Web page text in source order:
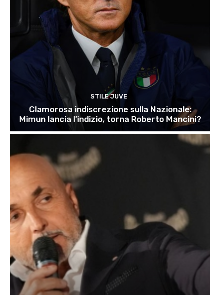
STILE JUVE
Clamorosa indiscrezione sulla Nazionale:
Mimun lancia l’indizio, torna Roberto Mancini?